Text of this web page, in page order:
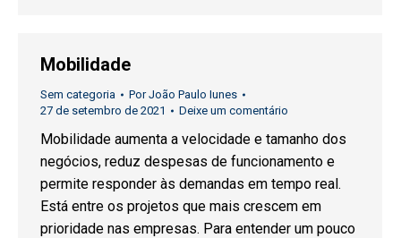
Mobilidade
Sem categoria PorJoão Paulo Iunes
27 de setembro de 2021
Deixe um comentário
Mobilidade aumenta a velocidade e tamanho dos
negócios, reduz despesas de funcionamento e
permite responder às demandas em tempo real.
Está entre os projetos que mais crescem em
prioridade nas empresas. Para entender um pouco